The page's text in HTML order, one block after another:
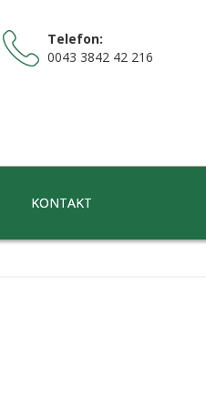
Telefon:
0043 3842 42 216
KONTAKT